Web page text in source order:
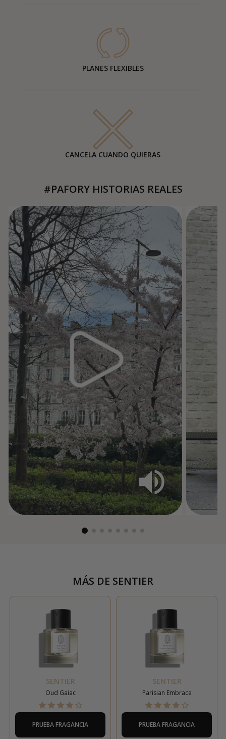
PLANES FLEXIBLES
CANCELA CUANDO QUIERAS
#PAFORY HISTORIAS REALES
MÁS DE SENTIER
SENTIER
Oud Gaiac
PRUEBA FRAGANCIA
SENTIER
Parisian Embrace
PRUEBA FRAGANCIA